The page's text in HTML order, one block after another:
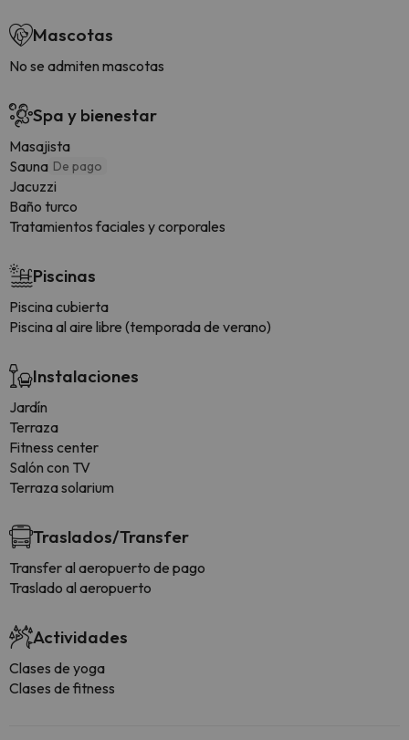
Mascotas
No se admiten mascotas
Spa y bienestar
Masajista
Sauna De pago
Jacuzzi
Baño turco
Tratamientos faciales y corporales
Piscinas
Piscina cubierta
Piscina al aire libre (temporada de verano)
Instalaciones
Jardín
Terraza
Fitness center
Salón con TV
Terraza solarium
Traslados/Transfer
Transfer al aeropuerto de pago
Traslado al aeropuerto
Actividades
Clases de yoga
Clases de fitness